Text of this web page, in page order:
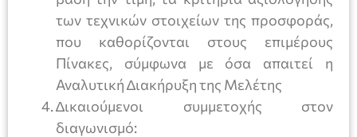
των τεχνικών στοιχείων της προσφοράς,
που καθορίζονται στους επιμέρους
Πίνακες, σύμφωνα µε όσα απαιτεί η
Αναλυτική ∆ιακήρυξη της Μελέτης
∆ικαιούμενοι συµµετοχής στον
διαγωνισμό: